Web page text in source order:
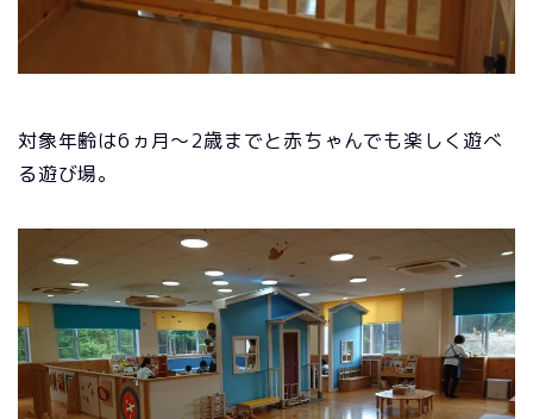
対象年齢は6ヵ月～2歳までと赤ちゃんでも楽しく遊べ
る遊び場。